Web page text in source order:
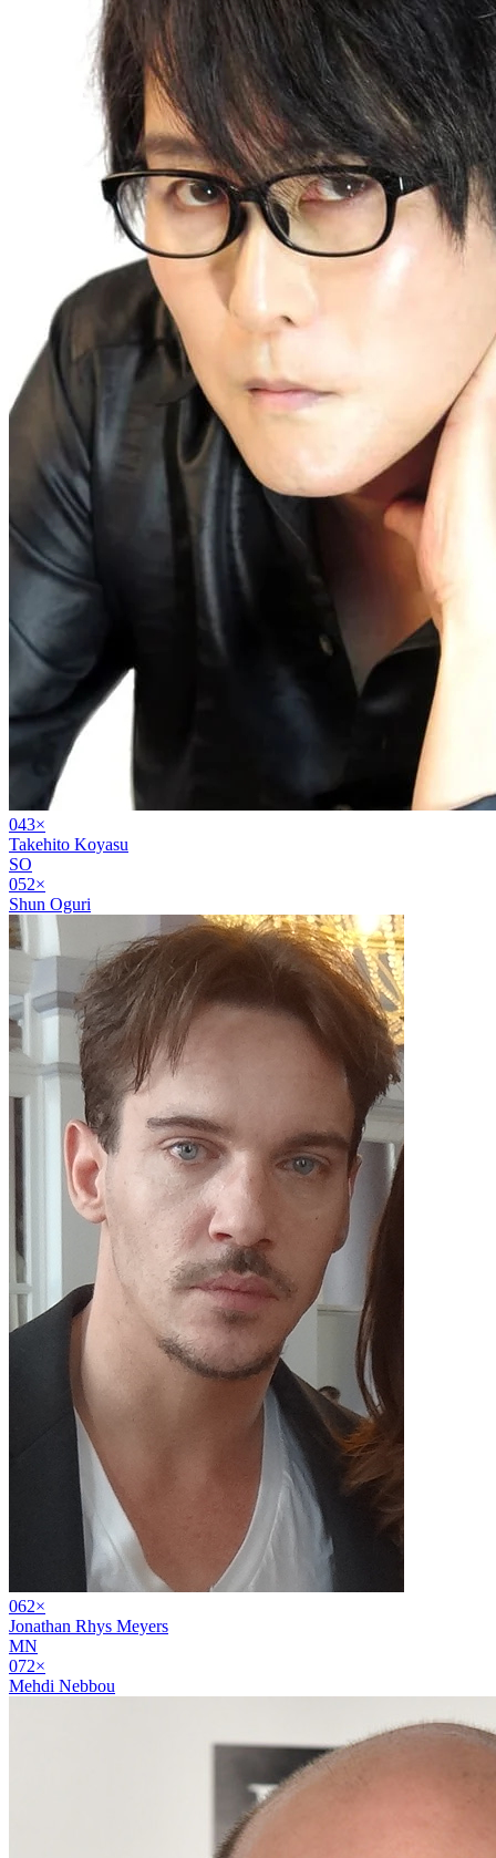
043×
Takehito Koyasu
SO
052×
Shun Oguri
062×
Jonathan Rhys Meyers
MN
072×
Mehdi Nebbou